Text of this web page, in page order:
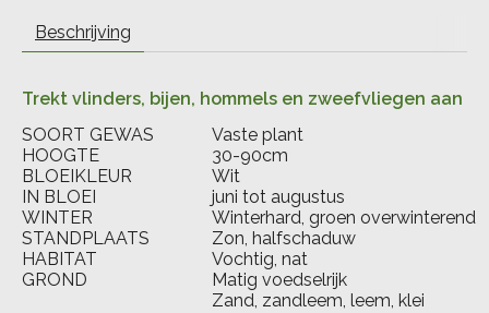
Beschrijving
Trekt vlinders, bijen, hommels en zweefvliegen aan
SOORT GEWAS
Vaste plant
HOOGTE
30-90cm
BLOEIKLEUR
Wit
IN BLOEI
juni tot augustus
WINTER
Winterhard, groen overwinterend
STANDPLAATS
Zon, halfschaduw
HABITAT
Vochtig, nat
GROND
Matig voedselrijk
Zand, zandleem, leem, klei